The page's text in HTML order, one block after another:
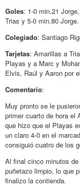
Goles: 1-0 min.21
Trias y 5-0 min.80 Jorge.
Colegiado: Santiago
Tarjetas: Amarillas a
Playas y a Marc y
Elvis, Raúl y Aaron por
Comentario:
Muy pronto se le
primer cuarto de hora el
que hizo que el Playas
un claro 4-0 en el
consiguió cuatro de los
Al final cinco minutos
puñetazo limpio, lo que
finalizo la contienda.